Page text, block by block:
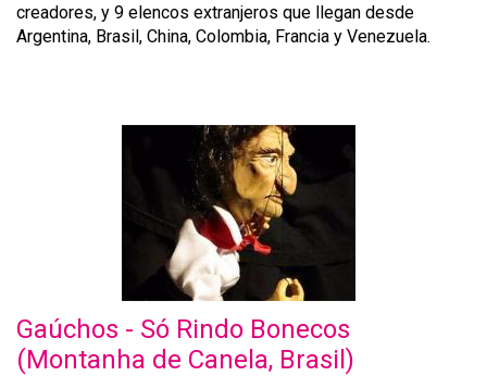
creadores, y 9 elencos extranjeros que llegan desde
Argentina, Brasil, China, Colombia, Francia y Venezuela.
Gaúchos - Só Rindo Bonecos
(Montanha de Canela, Brasil)